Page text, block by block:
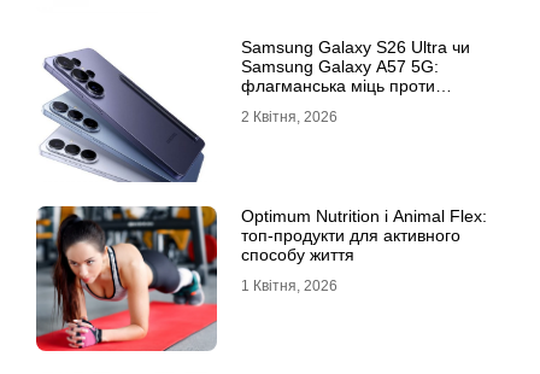
Samsung Galaxy S26 Ultra чи
Samsung Galaxy A57 5G:
флагманська міць проти
2 Квітня, 2026
Optimum Nutrition і Animal Flex:
топ-продукти для активного
способу життя
1 Квітня, 2026